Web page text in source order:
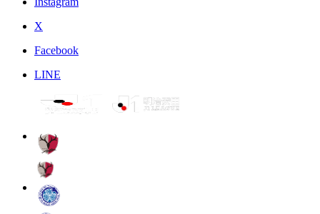
X
Facebook
LINE